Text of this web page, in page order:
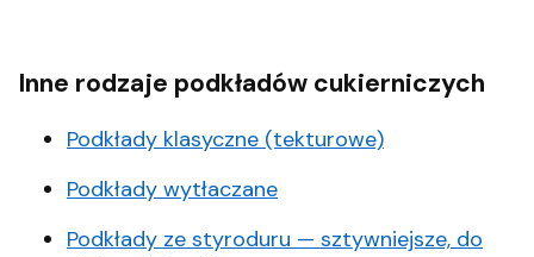
Inne rodzaje podkładów cukierniczych
Podkłady klasyczne (tekturowe)
Podkłady wytłaczane
Podkłady ze styroduru — sztywniejsze, do